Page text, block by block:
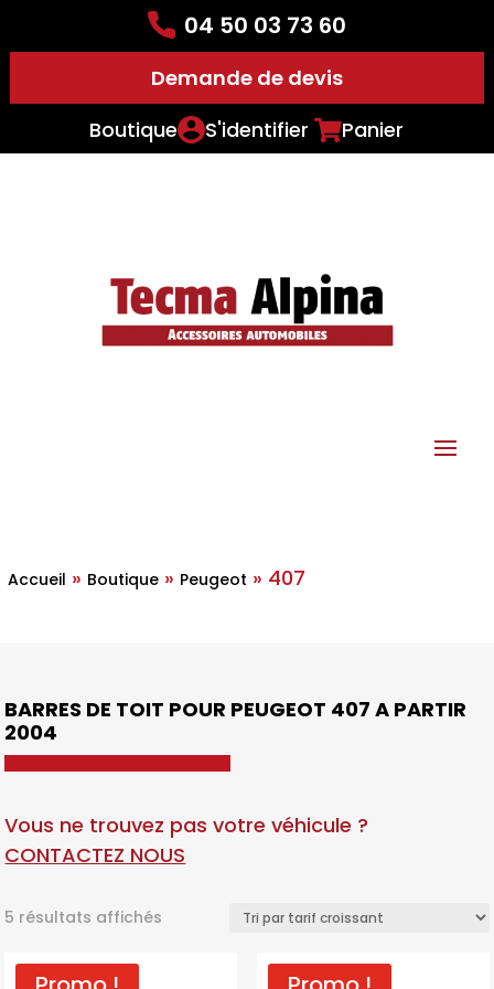
04 50 03 73 60
Demande de devis
Boutique
S'identifier Panier
Accueil » Boutique» Peugeot » 407
BARRES DE TOIT POUR PEUGEOT 407 A PARTIR
2004
Vous ne trouvez pas votre véhicule ?
CONTACTEZ NOUS
5 résultats affichés